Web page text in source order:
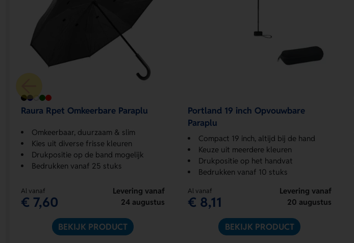
Raura Rpet Omkeerbare Paraplu
Omkeerbaar, duurzaam & slim
Kies uit diverse frisse kleuren
Drukpositie op de band mogelijk
Bedrukken vanaf 25 stuks
Al vanaf
€ 7,60
Levering vanaf
24 augustus
BEKIJK PRODUCT
Portland 19 inch Opvouwbare
Paraplu
Compact 19 inch, altijd bij de hand
Keuze uit meerdere kleuren
Drukpositie op het handvat
Bedrukken vanaf 10 stuks
Al vanaf
€ 8,11
Levering vanaf
20 augustus
BEKIJK PRODUCT